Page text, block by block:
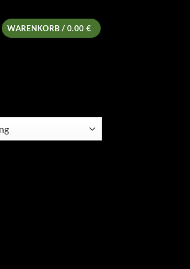
WARENKORB / 0.00 €